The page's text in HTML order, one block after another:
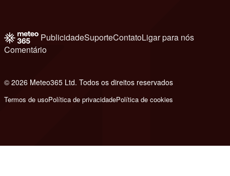
PublicidadeSuporteContatoLigar para nós
Comentário
© 2026 Meteo365 Ltd. Todos os direitos reservados
Termos de usoPolítica de privacidadePolítica de cookies